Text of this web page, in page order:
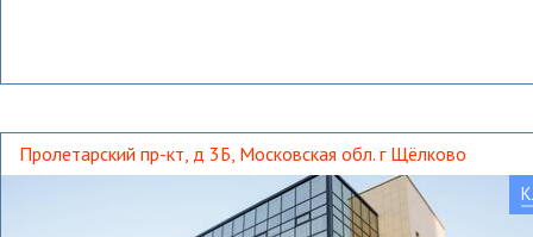
Пролетарский пр-кт, д 3Б, Московская обл. г Щёлково